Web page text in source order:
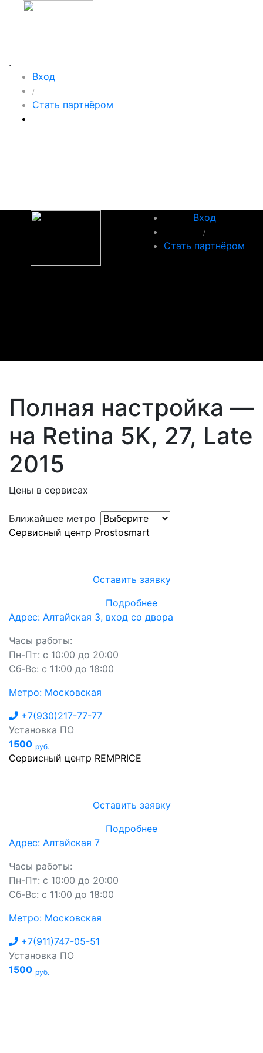
.
Вход
/
Стать партнёром
Вход
/
Стать партнёром
Полная настройка —
на Retina 5K, 27, Late
2015
Цены в сервисах
Ближайшее метро
Сервисный центр Prostosmart
Оставить заявку
Подробнее
Адрес: Алтайская 3, вход со двора
Часы работы:
Пн-Пт: с 10:00 до 20:00
Сб-Вс: с 11:00 до 18:00
Метро: Московская
+7(930)217-77-77
Установка ПО
1500 руб.
Сервисный центр REMPRICE
Оставить заявку
Подробнее
Адрес: Алтайская 7
Часы работы:
Пн-Пт: с 10:00 до 20:00
Сб-Вс: с 11:00 до 18:00
Метро: Московская
+7(911)747-05-51
Установка ПО
1500 руб.